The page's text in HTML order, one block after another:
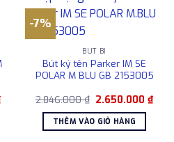
Giá
hiện
2.068.000 ₫.
-7%
BÚT BI
Bút ký tên Parker IM SE
POLAR M BLU GB 2153005
2.846.000₫ Giá
là:
2.846.000 ₫.
2.650.000₫Giá
hiện
THÊM VÀO GIỎ HÀNG